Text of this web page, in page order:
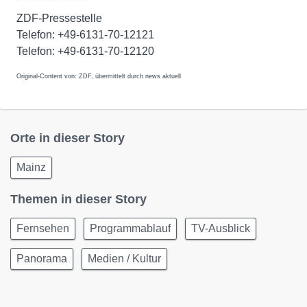
ZDF-Pressestelle
Telefon: +49-6131-70-12121
Telefon: +49-6131-70-12120
Original-Content von: ZDF, übermittelt durch news aktuell
Orte in dieser Story
Mainz
Themen in dieser Story
Fernsehen Programmablauf TV-Ausblick
Panorama Medien / Kultur